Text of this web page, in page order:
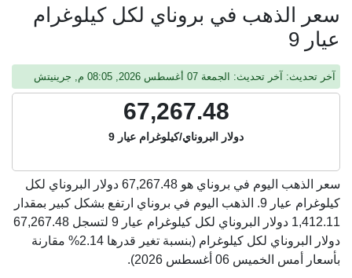
سعر الذهب في بروناي لكل كيلوغرام
عيار 9
آخر تحديث: آخر تحديث: الجمعة 07 أغسطس 2026, 08:05 م, جرينيتش
67,267.48
دولار البروناي/كيلوغرام عيار 9
سعر الذهب اليوم في بروناي هو 67,267.48 دولار البروناي لكل
كيلوغرام عيار 9. الذهب اليوم في بروناي ارتفع بشكل كبير بمقدار
1,412.11 دولار البروناي لكل كيلوغرام عيار 9 لتسجل 67,267.48
دولار البروناي لكل كيلوغرام (بنسبة تغير قدرها 2.14% مقارنة
بأسعار أمس الخميس 06 أغسطس 2026).